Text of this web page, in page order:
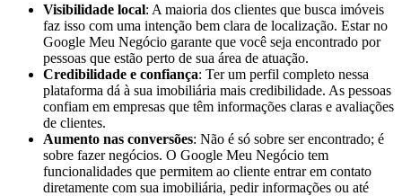
Visibilidade local: A maioria dos clientes que busca imóveis
faz isso com uma intenção bem clara de localização. Estar no
Google Meu Negócio garante que você seja encontrado por
pessoas que estão perto de sua área de atuação.
Credibilidade e confiança: Ter um perfil completo nessa
plataforma dá à sua imobiliária mais credibilidade. As pessoas
confiam em empresas que têm informações claras e avaliações
de clientes.
Aumento nas conversões: Não é só sobre ser encontrado; é
sobre fazer negócios. O Google Meu Negócio tem
funcionalidades que permitem ao cliente entrar em contato
diretamente com sua imobiliária, pedir informações ou até